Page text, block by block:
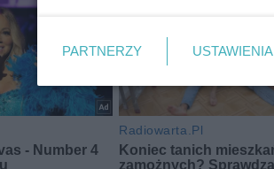
PARTNERZY USTAWIENIA